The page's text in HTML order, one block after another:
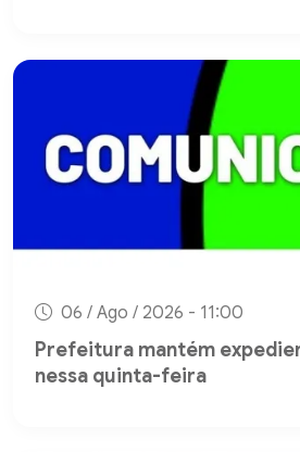
06 / Ago / 2026 - 11:00
Prefeitura mantém
nessa quinta-feira